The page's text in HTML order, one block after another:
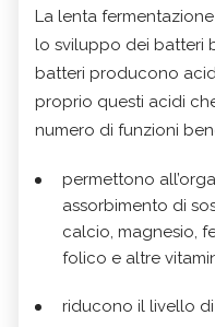
La lenta
lo sviluppo dei batteri
batteri producono
proprio questi acidi
numero di funzioni
permettono
assorbimento di
calcio, magnesio,
folico e altre
riducono il livello